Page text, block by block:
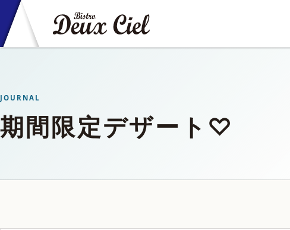
JOURNAL
期間限定デザート♡